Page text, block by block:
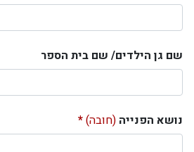
שם גן הילדים/ שם בית הספר
נושא הפנייה (חובה)